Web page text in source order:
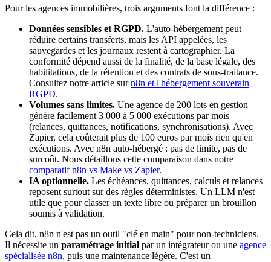
Pour les agences immobilières, trois arguments font la différence :
Données sensibles et RGPD. L'auto-hébergement peut
réduire certains transferts, mais les API appelées, les
sauvegardes et les journaux restent à cartographier. La
conformité dépend aussi de la finalité, de la base légale, des
habilitations, de la rétention et des contrats de sous-traitance.
Consultez notre article surn8n et l'hébergement souverain
RGPD.
Volumes sans limites. Une agence de 200 lots en gestion
génère facilement 3 000 à 5 000 exécutions par mois
(relances, quittances, notifications, synchronisations). Avec
Zapier, cela coûterait plus de 100 euros par mois rien qu'en
exécutions. Avec n8n auto-hébergé : pas de limite, pas de
surcoût. Nous détaillons cette comparaison dans notre
comparatif n8n vs Make vs Zapier.
IA optionnelle. Les échéances, quittances, calculs et relances
reposent surtout sur des règles déterministes. Un LLM n'est
utile que pour classer un texte libre ou préparer un brouillon
soumis à validation.
Cela dit, n8n n'est pas un outil "clé en main" pour non-techniciens.
Il nécessite un paramétrage initial par un intégrateur ou une agence
spécialisée n8n, puis une maintenance légère. C'est un